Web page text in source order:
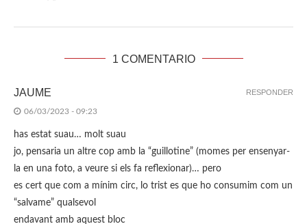
1 COMENTARIO
JAUME
06/03/2023 - 09:23
has estat suau… molt suau
jo, pensaria un altre cop amb la “guillotine” (momes per ensenyar-
la en una foto, a veure si els fa reflexionar)… pero
es cert que com a mínim circ, lo trist es que ho consumim com un
“salvame” qualsevol
endavant amb aquest bloc
RESPONDER